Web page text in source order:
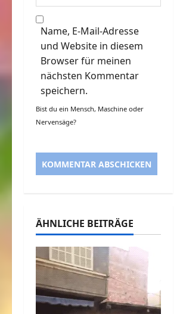
Name, E-Mail-Adresse
und Website in diesem
Browser für meinen
nächsten Kommentar
speichern.
Bist du ein Mensch, Maschine oder
Nervensäge?
ÄHNLICHE BEITRÄGE